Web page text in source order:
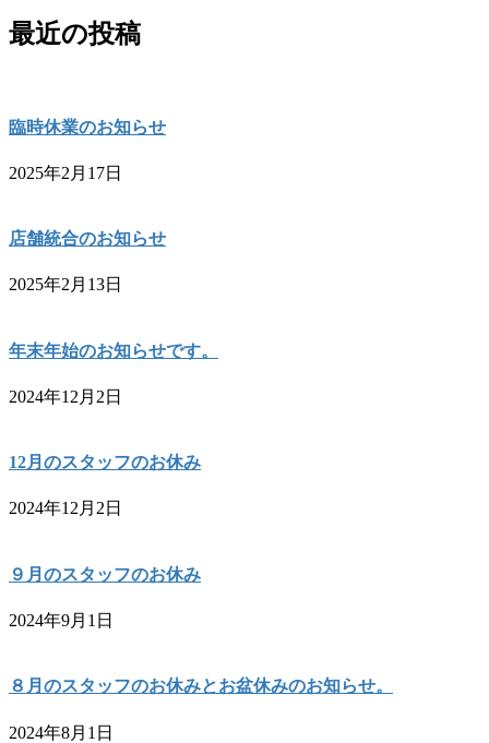
最近の投稿
臨時休業のお知らせ
2025年2月17日
店舗統合のお知らせ
2025年2月13日
年末年始のお知らせです。
2024年12月2日
12月のスタッフのお休み
2024年12月2日
９月のスタッフのお休み
2024年9月1日
８月のスタッフのお休みとお盆休みのお知らせ。
2024年8月1日